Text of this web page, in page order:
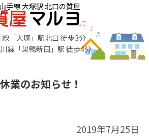
手線 大塚駅 北口の質屋
「大塚」駅北口 徒歩3分
線「巣鴨新田」駅 徒歩4分
業のお知らせ！
2019年7月25日